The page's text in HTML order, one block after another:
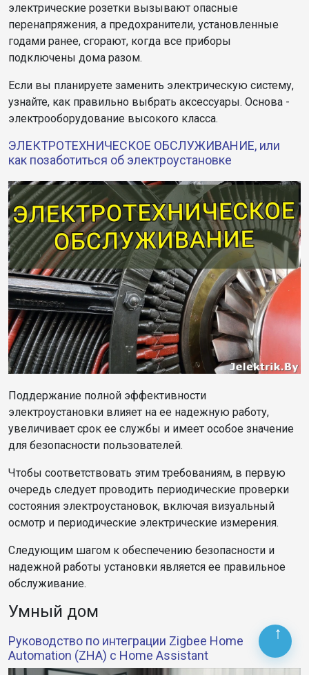
электрические розетки вызывают опасные
перенапряжения, а предохранители, установленные
годами ранее, сгорают, когда все приборы
подключены дома разом.
Если вы планируете заменить электрическую систему,
узнайте, как правильно выбрать аксессуары. Основа -
электрооборудование высокого класса.
ЭЛЕКТРОТЕХНИЧЕСКОЕ ОБСЛУЖИВАНИЕ, или
как позаботиться об электроустановке
Поддержание полной эффективности
электроустановки влияет на ее надежную работу,
увеличивает срок ее службы и имеет особое значение
для безопасности пользователей.
Чтобы соответствовать этим требованиям, в первую
очередь следует проводить периодические проверки
состояния электроустановок, включая визуальный
осмотр и периодические электрические измерения.
Следующим шагом к обеспечению безопасности и
надежной работы установки является ее правильное
обслуживание.
Умный дом
Руководство по интеграции Zigbee Home
Automation (ZHA) с Home Assistant